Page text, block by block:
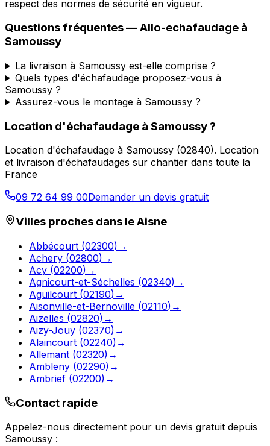
respect des normes de sécurité en vigueur.
Questions fréquentes —Allo-echafaudage à
Samoussy
La livraison à Samoussy est-elle comprise ?
Quels types d'échafaudage proposez-vous à
Samoussy ?
Assurez-vous le montage à Samoussy ?
Location d'échafaudage à Samoussy?
Location d'échafaudage à Samoussy (02840). Location
et livraison d'échafaudages sur chantier dans toute la
France
09 72 64 99 00Demander un devis gratuit
Villes proches dans leAisne
Abbécourt (02300) →
Achery (02800) →
Acy (02200) →
Agnicourt-et-Séchelles (02340) →
Aguilcourt (02190) →
Aisonville-et-Bernoville (02110) →
Aizelles (02820) →
Aizy-Jouy (02370) →
Alaincourt (02240) →
Allemant (02320) →
Ambleny (02290) →
Ambrief (02200) →
Contact rapide
Appelez-nous directement pour un devis gratuit depuis
Samoussy :